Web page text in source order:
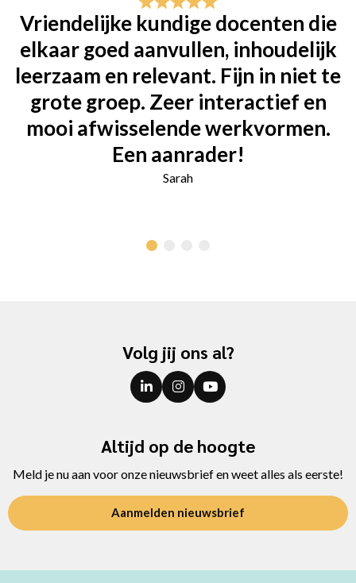
Vriendelijke kundige docenten die
elkaar goed aanvullen, inhoudelijk
leerzaam en relevant. Fijn in niet te
grote groep. Zeer interactief en
mooi afwisselende werkvormen.
Een aanrader!
Sarah
Volg jij ons al?
Altijd op de hoogte
Meld je nu aan voor onze nieuwsbrief en weet alles als eerste!
Aanmelden nieuwsbrief